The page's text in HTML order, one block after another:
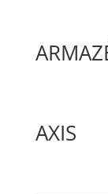
AXIS